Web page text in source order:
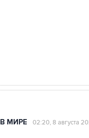
В МИРЕ 02:20, 8 августа